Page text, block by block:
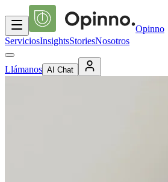
Opinno
ServiciosInsightsStoriesNosotros
Llámanos AI Chat